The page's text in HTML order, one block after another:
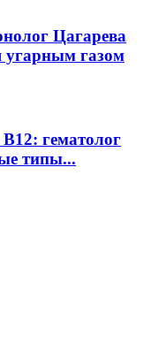
Цагарева
угарным газом
гематолог
типы...